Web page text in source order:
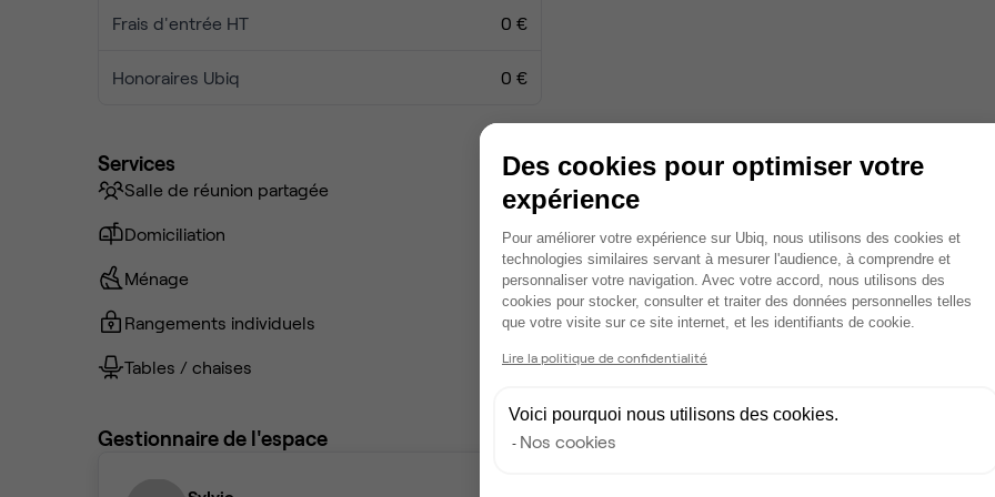
Frais d'entrée HT 0 €
Honoraires Ubiq 0 €
Services
Salle de réunion partagée
Domiciliation
Ménage
Rangements individuels
Tables / chaises
Câblage RJ45
Wifi
Fibre
Salle de réunion privée
Gestionnaire de l'espace
Des cookies pour optimiser votre
expérience
Plateforme de Gestion du
Pour améliorer votre expérience sur Ubiq, nous utilisons des cookies et
technologies similaires servant à mesurer l'audience, à comprendre et
personnaliser votre navigation. Avec votre accord, nous utilisons des
cookies pour stocker, consulter et traiter des données personnelles telles
que votre visite sur ce site internet, et les identifiants de cookie.
Lire la politique de confidentialité
Voici pourquoi nous utilisons des cookies.
Nos cookies
Axeptio consent